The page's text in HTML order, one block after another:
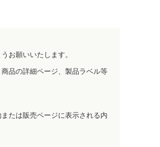
お願いいたします。
品の詳細ページ、製品ラベル等
たは販売ページに表示される内